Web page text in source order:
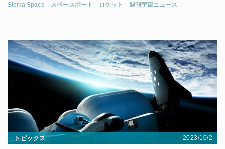
Sierra Space スペースポート ロケット 週刊宇宙ニュース
トピックス 2023/10/2